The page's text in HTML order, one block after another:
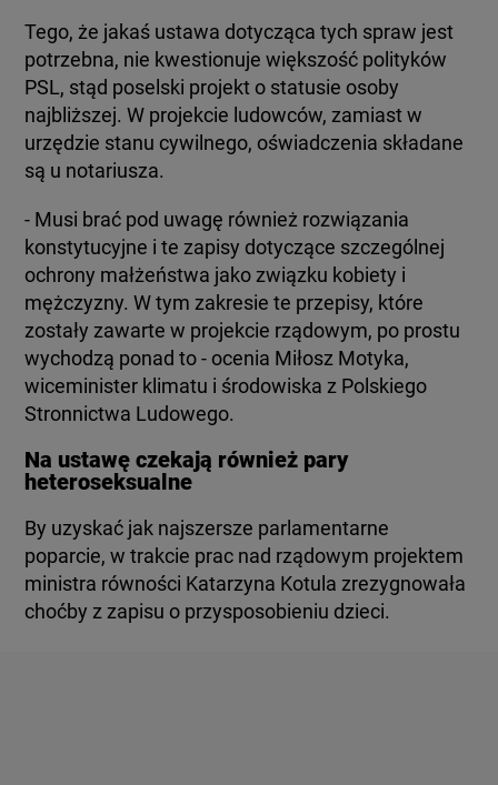
Tego, że jakaś ustawa dotycząca tych spraw jest
potrzebna, nie kwestionuje większość polityków
PSL, stąd poselski projekt o statusie osoby
najbliższej. W projekcie ludowców, zamiast w
urzędzie stanu cywilnego, oświadczenia składane
są u notariusza.
- Musi brać pod uwagę również rozwiązania
konstytucyjne i te zapisy dotyczące szczególnej
ochrony małżeństwa jako związku kobiety i
mężczyzny. W tym zakresie te przepisy, które
zostały zawarte w projekcie rządowym, po prostu
wychodzą ponad to - ocenia Miłosz Motyka,
wiceminister klimatu i środowiska z Polskiego
Stronnictwa Ludowego.
Na ustawę czekają również pary
heteroseksualne
By uzyskać jak najszersze parlamentarne
poparcie, w trakcie prac nad rządowym projektem
ministra równości Katarzyna Kotula zrezygnowała
choćby z zapisu o przysposobieniu dzieci.